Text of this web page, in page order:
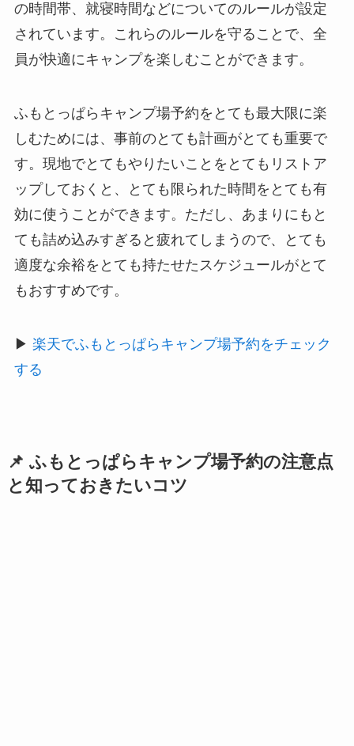
の時間帯、就寝時間などについてのルールが設定
されています。これらのルールを守ることで、全
員が快適にキャンプを楽しむことができます。
ふもとっぱらキャンプ場予約をとても最大限に楽
しむためには、事前のとても計画がとても重要で
す。現地でとてもやりたいことをとてもリストア
ップしておくと、とても限られた時間をとても有
効に使うことができます。ただし、あまりにもと
ても詰め込みすぎると疲れてしまうので、とても
適度な余裕をとても持たせたスケジュールがとて
もおすすめです。
▶ 楽天でふもとっぱらキャンプ場予約をチェック
する
📌 ふもとっぱらキャンプ場予約の注意点
と知っておきたいコツ